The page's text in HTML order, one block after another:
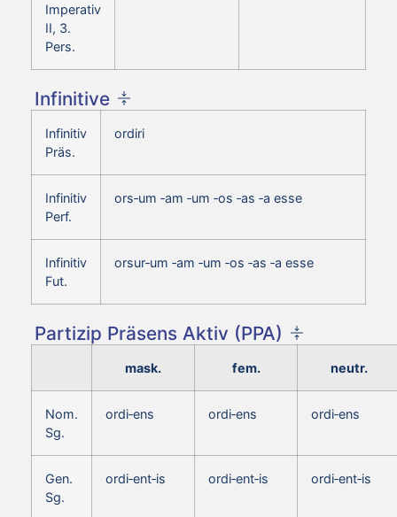
Imperativ
II, 3.
Pers.
Infinitive
Infinitiv
Präs.
ordiri
Infinitiv
Perf.
ors‑um ‑am ‑um ‑os ‑as ‑a esse
Infinitiv
Fut.
orsur‑um ‑am ‑um ‑os ‑as ‑a esse
Partizip Präsens Aktiv (PPA)
mask. fem. neutr.
Nom.
Sg.
ordi‑ens ordi‑ens ordi‑ens
Gen.
Sg.
ordi‑ent‑is ordi‑ent‑is ordi‑ent‑is